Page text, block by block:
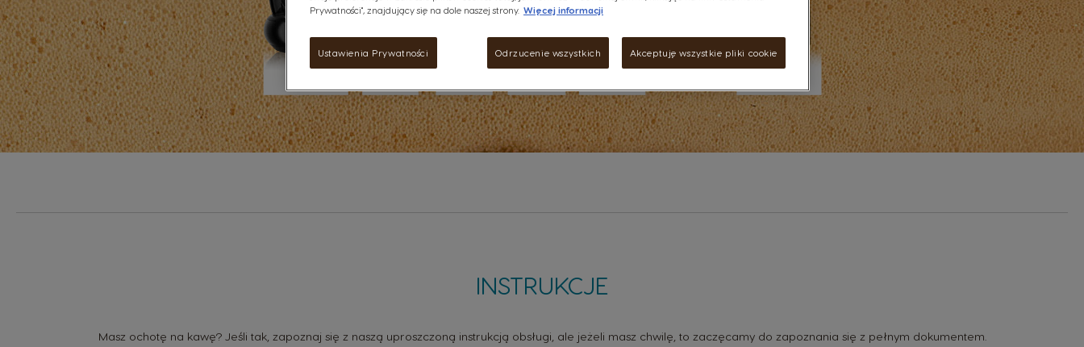
INSTRUKCJE
Masz ochotę na kawę? Jeśli tak, zapoznaj się z naszą uproszczoną instrukcją obsługi, ale jeżeli masz chwilę, to zaczęcamy do zapoznania się z pełnym dokumentem.
Prywatności", znajdujący się na dole naszej strony. Więcej informacji
Ustawienia Prywatności Odrzucenie wszystkich Akceptuję wszystkie pliki cookie